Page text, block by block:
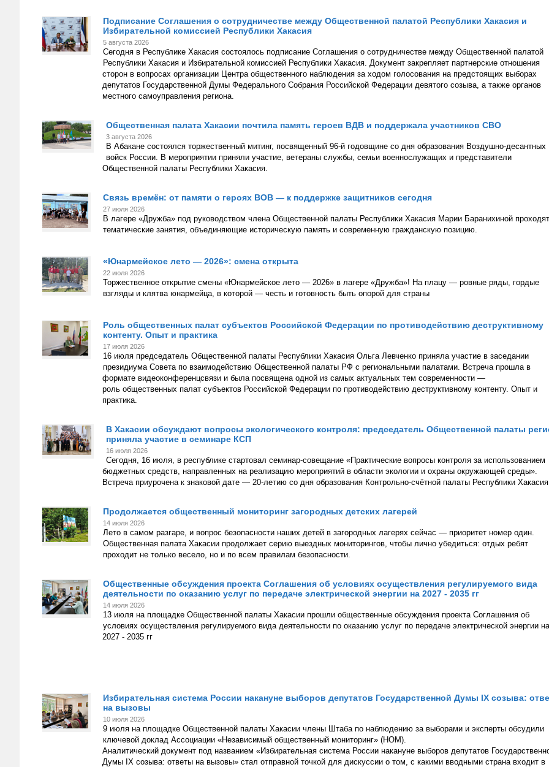
Подписание Соглашения о сотрудничестве между Общественной палатой Республики Хакасия и
Избирательной комиссией Республики Хакасия
5 августа 2026
Сегодня в Республике Хакасия состоялось подписание Соглашения о сотрудничестве между Общественной палатой
Республики Хакасия и Избирательной комиссией Республики Хакасия. Документ закрепляет партнерские отношения
сторон в вопросах организации Центра общественного наблюдения за ходом голосования на предстоящих выборах
депутатов Государственной Думы Федерального Собрания Российской Федерации девятого созыва, а также органов
местного самоуправления региона.
Общественная палата Хакасии почтила память героев ВДВ и поддержала участников СВО
3 августа 2026
В Абакане состоялся торжественный митинг, посвященный 96-й годовщине со дня образования Воздушно-десантных
войск России. В мероприятии приняли участие, ветераны службы, семьи военнослужащих и представители
Общественной палаты Республики Хакасия.
Связь времён: от памяти о героях ВОВ — к поддержке защитников сегодня
27 июля 2026
В лагере «Дружба» под руководством члена Общественной палаты Республики Хакасия Марии Баранихиной проходят
тематические занятия, объединяющие историческую память и современную гражданскую позицию.
«Юнармейское лето — 2026»: смена открыта
22 июля 2026
Торжественное открытие смены «Юнармейское лето — 2026» в лагере «Дружба»! На плацу — ровные ряды, гордые
взгляды и клятва юнармейца, в которой — честь и готовность быть опорой для страны
Роль общественных палат субъектов Российской Федерации по противодействию деструктивному
контенту. Опыт и практика
17 июля 2026
16 июля председатель Общественной палаты Республики Хакасия Ольга Левченко приняла участие в заседании
президиума Совета по взаимодействию Общественной палаты РФ с региональными палатами. Встреча прошла в
формате видеоконференцсвязи и была посвящена одной из самых актуальных тем современности —
роль общественных палат субъектов Российской Федерации по противодействию деструктивному контенту. Опыт и
практика.
В Хакасии обсуждают вопросы экологического контроля: председатель Общественной палаты
приняла участие в семинаре КСП
16 июля 2026
Сегодня, 16 июля, в республике стартовал семинар-совещание «Практические вопросы контроля за использованием
бюджетных средств, направленных на реализацию мероприятий в области экологии и охраны окружающей среды».
Встреча приурочена к знаковой дате — 20-летию со дня образования Контрольно-счётной палаты Республики
Продолжается общественный мониторинг загородных детских лагерей
14 июля 2026
Лето в самом разгаре, и вопрос безопасности наших детей в загородных лагерях сейчас — приоритет номер один.
Общественная палата Хакасии продолжает серию выездных мониторингов, чтобы лично убедиться: отдых ребят
проходит не только весело, но и по всем правилам безопасности.
Общественные обсуждения проекта Соглашения об условиях осуществления регулируемого вида
деятельности по оказанию услуг по передаче электрической энергии на 2027 - 2035 гг
14 июля 2026
13 июля на площадке Общественной палаты Хакасии прошли общественные обсуждения проекта Соглашения об
условиях осуществления регулируемого вида деятельности по оказанию услуг по передаче электрической энергии на
2027 - 2035 гг
Избирательная система России накануне выборов депутатов Государственной Думы IX созыва:
на вызовы
10 июля 2026
9 июля на площадке Общественной палаты Хакасии члены Штаба по наблюдению за выборами и эксперты обсудили
ключевой доклад Ассоциации «Независимый общественный мониторинг» (НОМ).
Аналитический документ под названием «Избирательная система России накануне выборов депутатов
Думы IX созыва: ответы на вызовы» стал отправной точкой для дискуссии о том, с какими вводными страна входит в